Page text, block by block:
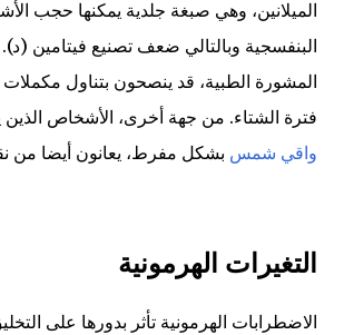
الميلانين، وهي صبغة جلدية يمكنها حجب
البنفسجية وبالتالي ضعف تصنيع فيتامين (د).
المشورة الطبية، قد ينصحون بتناول
فترة الشتاء. من جهة أخرى، الأشخاص
واقي شمس بشكل مفرط، يعانون أيضا من
التغيرات الهرمونية
الاضطرابات الهرمونية تأثر بدورها على